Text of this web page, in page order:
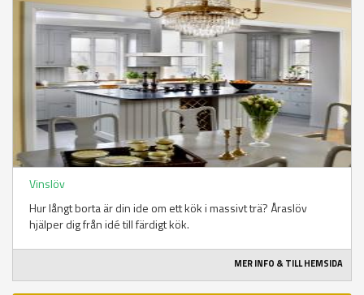
Vinslöv
Hur långt borta är din ide om ett kök i massivt trä? Åraslöv
hjälper dig från idé till färdigt kök.
MER INFO & TILL HEMSIDA